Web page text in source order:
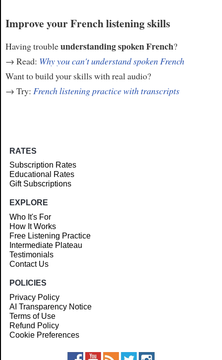
Improve your French listening skills
Having troubleunderstanding spoken French?
→ Read: Why you can't understand spoken French
Want to build your skills with real audio?
→ Try: French listening practice with transcripts
RATES
Subscription Rates
Educational Rates
Gift Subscriptions
EXPLORE
Who It's For
How It Works
Free Listening Practice
Intermediate Plateau
Testimonials
Contact Us
POLICIES
Privacy Policy
AI Transparency Notice
Terms of Use
Refund Policy
Cookie Preferences